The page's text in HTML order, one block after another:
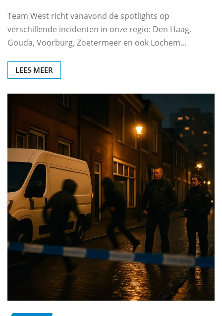
Team West richt vanavond de spotlights op
verschillende incidenten in onze regio: Den Haag,
Gouda, Voorburg, Zoetermeer en ook Lochem…
LEES MEER